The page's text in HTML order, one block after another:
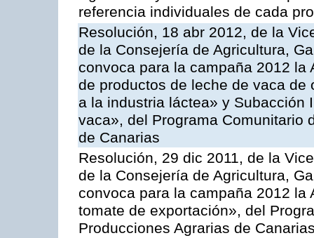
referencia individuales de cada
Resolución, 18 abr 2012, de la
de la Consejería de Agricultura,
convoca para la campaña 2012
de productos de leche de vaca
a la industria láctea» y Subacción
vaca», del Programa Comunitario
de Canarias
Resolución, 29 dic 2011, de la
de la Consejería de Agricultura,
convoca para la campaña 2012
tomate de exportación», del
Producciones Agrarias de